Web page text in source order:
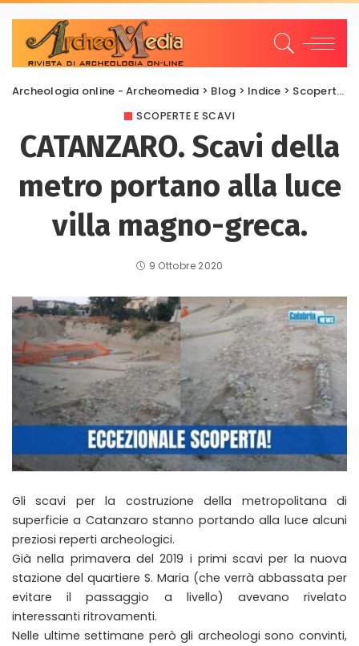
Archeologia online - Archeomedia > Blog > Indice > Scoperte e scavi
SCOPERTE E SCAVI
CATANZARO. Scavi della
metro portano alla luce
villa magno-greca.
9 Ottobre 2020
Gli scavi per la costruzione della metropolitana di
superficie a Catanzaro stanno portando alla luce alcuni
preziosi reperti archeologici.
Già nella primavera del 2019 i primi scavi per la nuova
stazione del quartiere S. Maria (che verrà abbassata per
evitare il passaggio a livello) avevano rivelato
interessanti ritrovamenti.
Nelle ultime settimane però gli archeologi sono convinti,